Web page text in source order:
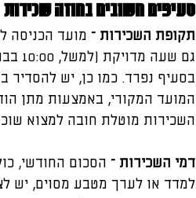
סעיפים חשובים בחוזה שכירות
תקופת השכירות – מועד הכניסה
גם
בסעיף נפרד. כמו כן, יש להסדיר
המועד המקורי, באמצעות מתן
השכירות מוטלת חובה למצוא
דמי השכירות – הסכום החודשי,
למדד או לערך מטבע מסוים, יש